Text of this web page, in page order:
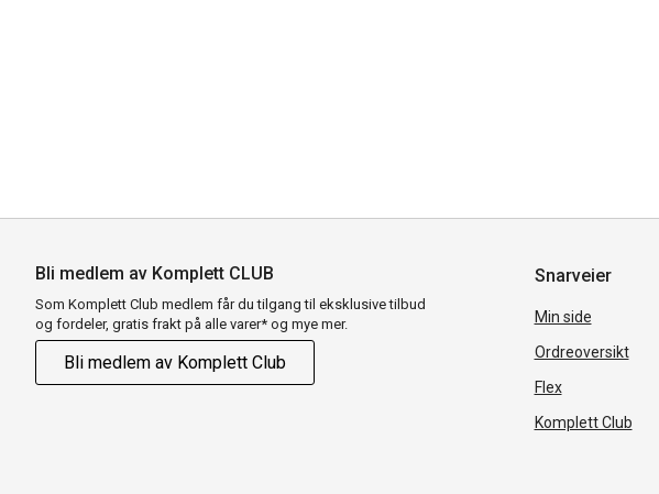
Bli medlem av Komplett CLUB
Som Komplett Club medlem får du tilgang til eksklusive tilbud
og fordeler, gratis frakt på alle varer* og mye mer.
Bli medlem av Komplett Club
Snarveier
Min side
Ordreoversikt
Flex
Komplett Club